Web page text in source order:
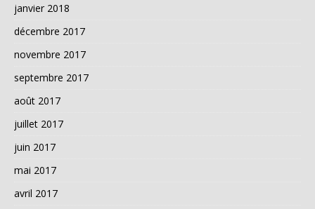
janvier 2018
décembre 2017
novembre 2017
septembre 2017
août 2017
juillet 2017
juin 2017
mai 2017
avril 2017